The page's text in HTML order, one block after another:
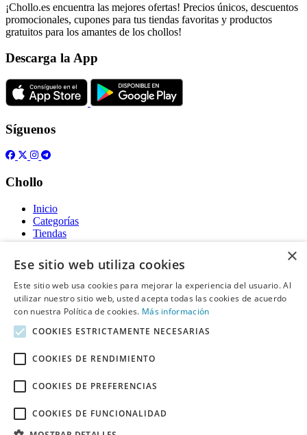
¡Chollo.es encuentra las mejores ofertas! Precios únicos, descuentos
promocionales, cupones para tus tiendas favoritas y productos
gratuitos para los amantes de los chollos!
Descarga la App
Síguenos
Chollo
Inicio
Categorías
Tiendas
Gratis
Acerca de
Sobre nosotros
Contacto
Información legal
Declaración de cookies
Descargo de Responsabilidad
×
Ese sitio web utiliza cookies
Este sitio web usa cookies para mejorar la experiencia del usuario. Al
utilizar nuestro sitio web, usted acepta todas las cookies de acuerdo
con nuestra Política de cookies. Más información
COOKIES ESTRICTAMENTE NECESARIAS
COOKIES DE RENDIMIENTO
COOKIES DE PREFERENCIAS
COOKIES DE FUNCIONALIDAD